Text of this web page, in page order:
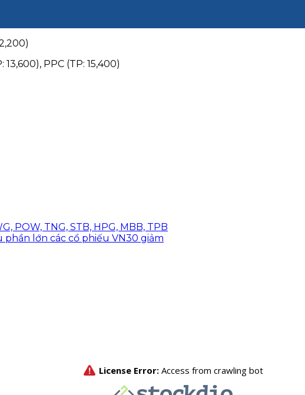
PPC (TP: 15,400)
POW, TNG, STB, HPG, MBB, TPB
lớn các cổ phiếu VN30 giảm